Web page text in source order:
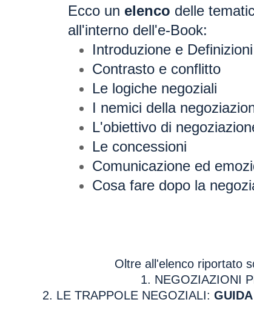
Ecco un elenco delle
all'interno dell'e-Book:
Introduzione e Definizioni
Contrasto e conflitto
Le logiche negoziali
I nemici della
L'obiettivo di
Le concessioni
Comunicazione ed
Cosa fare dopo la
Oltre all'elenco riportato
1. NEGOZIAZIONI
2. LE TRAPPOLE NEGOZIALI: